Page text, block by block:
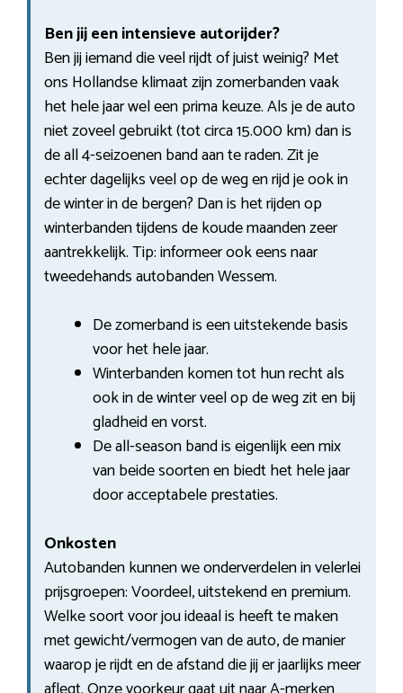
Ben jij een intensieve autorijder?
Ben jij iemand die veel rijdt of juist weinig? Met
ons Hollandse klimaat zijn zomerbanden vaak
het hele jaar wel een prima keuze. Als je de auto
niet zoveel gebruikt (tot circa 15.000 km) dan is
de all 4-seizoenen band aan te raden. Zit je
echter dagelijks veel op de weg en rijd je ook in
de winter in de bergen? Dan is het rijden op
winterbanden tijdens de koude maanden zeer
aantrekkelijk. Tip: informeer ook eens naar
tweedehands autobanden Wessem.
De zomerband is een uitstekende basis
voor het hele jaar.
Winterbanden komen tot hun recht als
ook in de winter veel op de weg zit en bij
gladheid en vorst.
De all-season band is eigenlijk een mix
van beide soorten en biedt het hele jaar
door acceptabele prestaties.
Onkosten
Autobanden kunnen we onderverdelen in velerlei
prijsgroepen: Voordeel, uitstekend en premium.
Welke soort voor jou ideaal is heeft te maken
met gewicht/vermogen van de auto, de manier
waarop je rijdt en de afstand die jij er jaarlijks meer